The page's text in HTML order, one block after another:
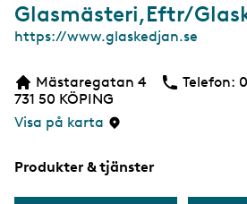
Glasmästeri,Eftr/
W
https://www.glaskedjan.se
Mästaregatan 4
731 50 KÖPING
Visa på karta
Telefon:
Produkter & tjänster